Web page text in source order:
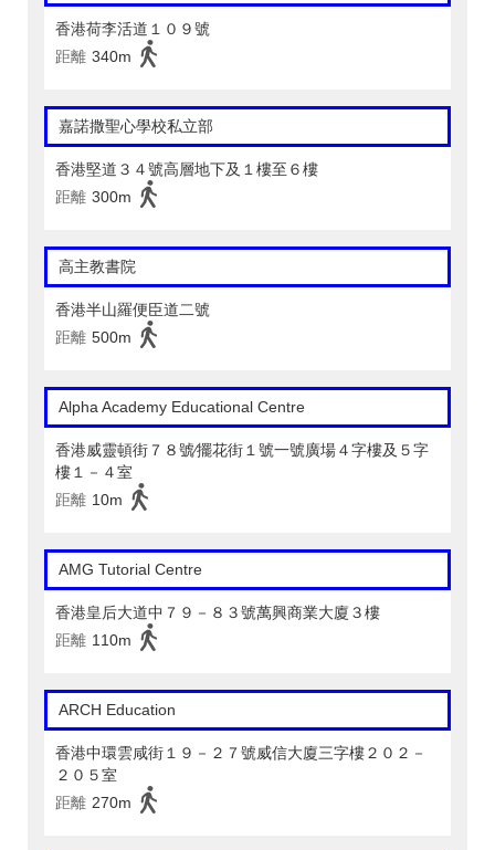
香港荷李活道１０９號
距離 340m
嘉諾撒聖心學校私立部
香港堅道３４號高層地下及１樓至６樓
距離 300m
高主教書院
香港半山羅便臣道二號
距離 500m
Alpha Academy Educational Centre
香港威靈頓街７８號∕擺花街１號一號廣場４字樓及５字
樓１－４室
距離 10m
AMG Tutorial Centre
香港皇后大道中７９－８３號萬興商業大廈３樓
距離 110m
ARCH Education
香港中環雲咸街１９－２７號威信大廈三字樓２０２－
２０５室
距離 270m